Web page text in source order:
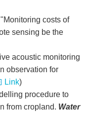
costs of
sensing be the
acoustic monitoring
observation for
Link)
procedure to
from cropland. Water